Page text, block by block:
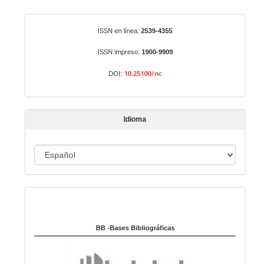
a
t
í
o
ISSN en línea: 2539-4355
ISSN impreso: 1900-9909
DOI: 10.25100/nc
Idioma
d
a
BB -Bases Bibliográficas